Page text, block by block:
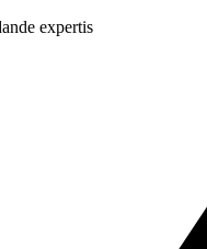
expertis